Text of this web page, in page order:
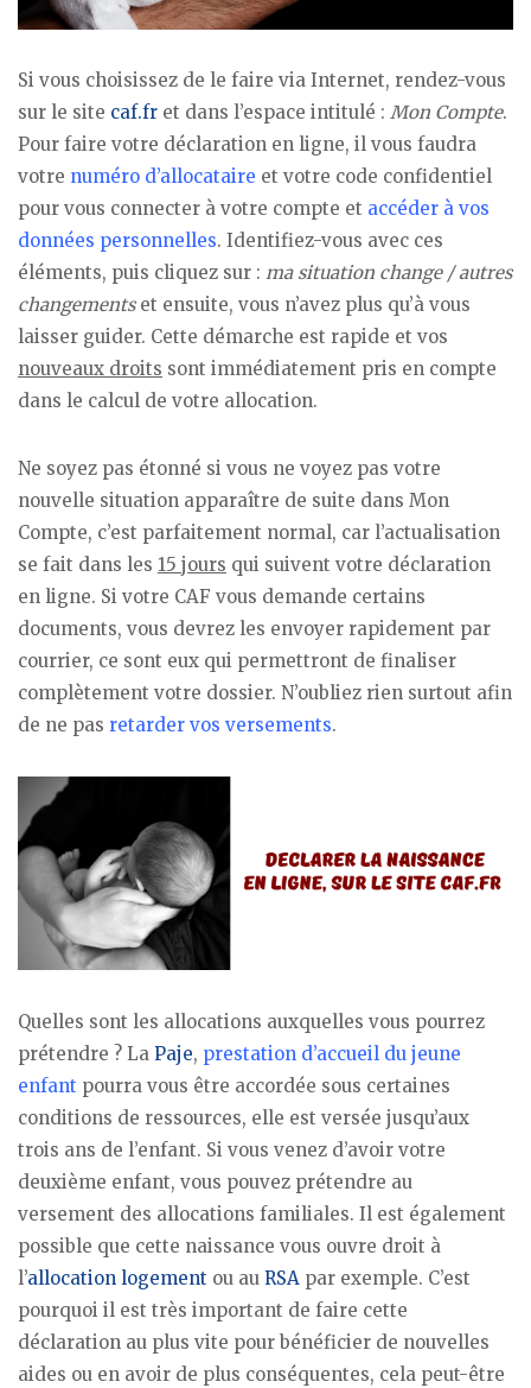
Si vous choisissez de le faire via Internet, rendez-vous
sur le site caf.fr et dans l’espace intitulé : Mon Compte.
Pour faire votre déclaration en ligne, il vous faudra
votre numéro d’allocataire et votre code confidentiel
pour vous connecter à votre compte et accéder à vos
données personnelles. Identifiez-vous avec ces
éléments, puis cliquez sur : ma situation change / autres
changementset ensuite, vous n’avez plus qu’à vous
laisser guider. Cette démarche est rapide et vos
nouveaux droits sont immédiatement pris en compte
dans le calcul de votre allocation.
Ne soyez pas étonné si vous ne voyez pas votre
nouvelle situation apparaître de suite dans Mon
Compte, c’est parfaitement normal, car l’actualisation
se fait dans les 15 jours qui suivent votre déclaration
en ligne. Si votre CAF vous demande certains
documents, vous devrez les envoyer rapidement par
courrier, ce sont eux qui permettront de finaliser
complètement votre dossier. N’oubliez rien surtout afin
de ne pas retarder vos versements.
Quelles sont les allocations auxquelles vous pourrez
prétendre ? La Paje, prestation d’accueil du jeune
enfant pourra vous être accordée sous certaines
conditions de ressources, elle est versée jusqu’aux
trois ans de l’enfant. Si vous venez d’avoir votre
deuxième enfant, vous pouvez prétendre au
versement des allocations familiales. Il est également
possible que cette naissance vous ouvre droit à
l’allocation logement ou au RSA par exemple. C’est
pourquoi il est très important de faire cette
déclaration au plus vite pour bénéficier de nouvelles
aides ou en avoir de plus conséquentes, cela peut-être